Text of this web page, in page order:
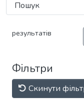
результатів
Фільтри
Скинути